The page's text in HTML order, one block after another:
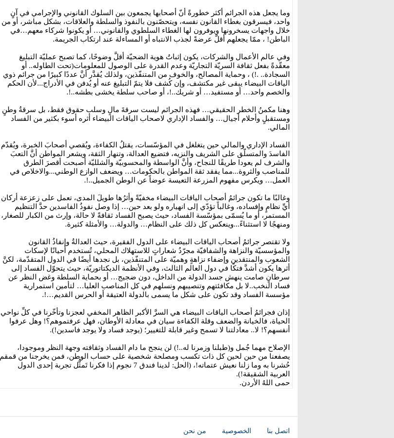
وما يجعل هذه الجرائم أكثر خطورةً أنّ أصحابها يجمعون بين السلوك القانوني والإجرامي في آنٍ
واحد، فيسرقون بغطاء القانون نفسه، ويتحصّنون بالنفوذ والسلطة والعلاقات، بشكل مباشر، أو من
خلال واجهات يسخرونها ويوفرون لها الغطاء السلطوي والقانوني… أو يكونوا شركاء معهم…في
الباطن! ، ممّا يجعلهم أقلَّ عرضةً لجذب الانتباه أو المساءلة عند ارتكاب الجريمة.
وفي عالم الأعمال والشركات، يكون إثباتُ هوية الضحيّة أقلَّ وضوحًا، كما تصبح عمليّة التبليغ
معقّدةً بفعل ثقافة السريّة التجاريّة وعدم القدرة على الوصول للمعلومات(تحت الطاوله.. أو
السجادة.. .!) ، وحماية المصالح، والخوف من المتنفّذين، ولذلك يُقدَّر أنَّ عددًا كبيرًا من جرائم ذوي
الياقات البيضاء يبقى غير مكتشف، وإن كُشف فلا يتمّ التبليغ عنه أو يُدفن في الأدراج...لأن الحكم
والخصم واحد… أو مستفيد… أو شريك..!، أو صاحب سلطة يخشى بطشه..!.
وهنا مكمنُ الخطر الحقيقي… فهذه الجرائم ليست سرقةَ مالٍ وسلب حقوق فقط، بل سرقةُ وطنٍ
ومستقبلٍ وأحلام أجيال… والفساد الإداري لاصحاب الياقات البيضاء أثره أسوء بكثير من الفساد
المالي.
الفساد الإداري والمالي حين يتغلغل في المؤسّسات، يقتلُ الكفاءة، ويُقصي أصحابَ الخبرة، ويُقدّم
الفاسدَ والمتسلّق على الشريف والنزيه، فتضيع العدالة، وتنهار الثقة، ويشعر المواطن أنَّ التعبَ
والشرف لم يعودا طريقًا للنجاح، وأنَّ الواسطة والمحسوبيّة والشلليّة أصبحت أقصرَ الطرق
للمناصب والثروة...مما يفقد ثقة المواطن بالحكومات… ويضعف الوازع الوطني...والاخلاص في
العمل… ويكرس مفهوم المزرعة التعيسة عوضاً عن الوطن الجميل..!.
وغالبًا ما تكون جرائمُ أصحاب الياقات البيضاء مخفيّةً وأثرُها طويلَ المدى، تعمل على زعزعة أركان
أيِّ نظامٍ وإفساده، وغالباً تؤدّي إلى انهياره ولو بعد حين… إذا وصل نفوذُ الفاسدين حدَّ التنظيم
المستمر، أو ما يُسمّى بمؤسّسة الفساد، حيث يصبح الفساد ثقافةً لا حالة، وإرث من الكبار للصغار،
ومنهجًا لا استثناءً...وينعكس كل ذلك على النظام… والدولة… والأمثلة كثيرة.
ولا تقتصر جرائمُ أصحاب الياقات البيضاء على الدول الفقيرة، حيث العدالةُ وإنفاذُ القانون
والمؤسسيّة والنزاهة والشفافيّة مجرّدُ شعاراتٍ للاستهلاك المحلي، تُستخدم أحيانًا لإسكات
الشعوب والمنتقدين وإضفاء نزاهةٍ وهميّة على المتنفّذين، بل نجدها أيضًا في الدول المتقدّمة، لكنَّ
أثرها يكون أشدَّ فتكًا في دول العالم الثالث، وفي الأنظمة الديكتاتوريّة، حيث يتحوّل الفساد إلى
سرطانٍ صامت ينهش جسد الدولة من الداخل، دون ضجيج… أو بحماية السلطة وغض النظر عن
فساد النخب..لا بل مكافئتهم وتنصيبهم ونسلهم في كل المناصب العليا… لتأمين استمرارية
مؤسسة الفساد وقد تكون على شكل ما يسمى بالدولة العتيقة أو الحرس القديم…!.
إذان فجرائمُ أصحاب الياقات البيضاء هي السرَّ الأكبر الظاهر المخفي لعجزنا وتأخّرنا في كلِّ نواحي
الحياة، فالخيانة والضعف وقلة الكفاءة سيان في معادلة الأوطان، فهل عرفتموهم؟! وهل عرفوا
أنفسهم؟! لا.. معادلتنا لا تسمح وغير قابلة للتغيير؛ (يوجد فساد ولا يوجد فاسدين!).
الإصلاح مهما جُمل و(طبلنا وزمرنا له..!) لن ينجح ما دام الفساد وثقافته وجهة النظر وموجودا،
يصفعنا من حين لحين كل ذات تكسب ومصلحة شخصية على حساب الوطن، فمن يخرجنا من قمقم
حُشرنا به وما زلنا نعيش عتماته!، (الحل: لدينا فندق 7 نجوم إذا فكرنا تَمثُّل تجربة إحدى الدول
العربية الشقيقة!).
حمى اللهُ الأردن.
اتصل بنا الخصوصية من نحن